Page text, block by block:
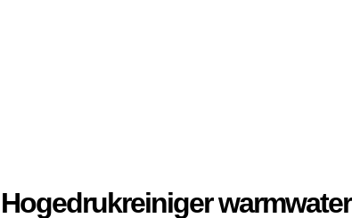
Hogedrukreiniger warmwater